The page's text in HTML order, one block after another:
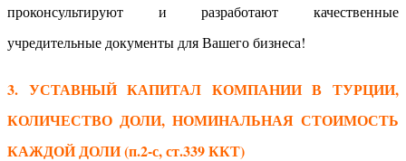
проконсультируют и разработают качественные
учредительные документы для Вашего бизнеса!
3. УСТАВНЫЙ КАПИТАЛ КОМПАНИИ В ТУРЦИИ,
КОЛИЧЕСТВО ДОЛИ, НОМИНАЛЬНАЯ СТОИМОСТЬ
КАЖДОЙ ДОЛИ (п.2-с, ст.339 ККТ)